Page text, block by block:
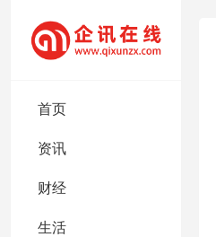
首页
资讯
财经
生活